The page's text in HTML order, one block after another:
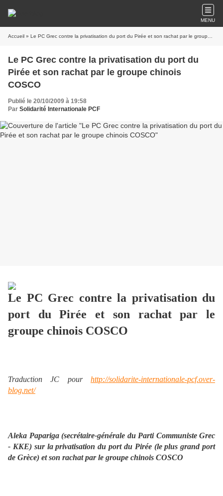
MENU
Accueil » Le PC Grec contre la privatisation du port du Pirée et son rachat par le groupe chinois COSCO
Le PC Grec contre la privatisation du port du
Pirée et son rachat par le groupe chinois
COSCO
Publié le 20/10/2009 à 19:58
Par Solidarité Internationale PCF
Le PC Grec contre la privatisation du
port du Pirée et son rachat par le
groupe chinois COSCO
Traduction JC pour
http://solidarite-internationale-pcf.over-
blog.net/
Aleka Papariga (secrétaire-générale du Parti Communiste Grec
- KKE) sur la privatisation du port du Pirée (le plus grand port
de Grèce) et son rachat par le groupe chinois COSCO